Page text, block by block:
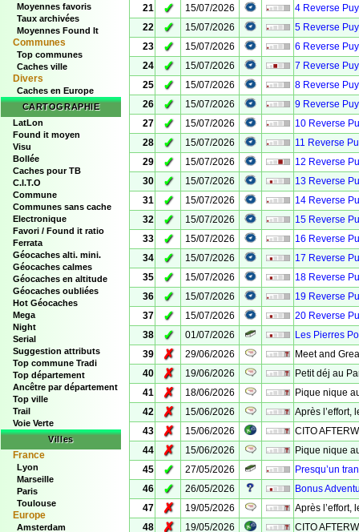
Moyennes favoris
Taux archivées
Moyennes Found It
Communes
Top communes
Caches ville
Divers
Caches en Europe
CARTOGRAPHIE
LatLon
Found it moyen
Visu
Bollée
Caches pour TB
C.I.T.O
Commune
Communes sans cache
Electronique
Favori / Found it ratio
Ferrata
Géocaches alti. mini.
Géocaches calmes
Géocaches en altitude
Géocaches oubliées
Hot Géocaches
Mega
Night
Serial
Suggestion attributs
Top commune Tradi
Top département
Ancêtre par département
Top ville
Trail
Voie Verte
Villes
France
Lyon
Marseille
Paris
Toulouse
Europe
Amsterdam
21
✓ 15/07/2026
4 Reverse
22
✓ 15/07/2026
5 Reverse
23
✓ 15/07/2026
6 Reverse
24
✓ 15/07/2026
7 Reverse
25
✓ 15/07/2026
8 Reverse
26
✓ 15/07/2026
9 Reverse
27
✓ 15/07/2026
10 Reverse
28
✓ 15/07/2026
11 Reverse
29
✓ 15/07/2026
12 Reverse
30
✓ 15/07/2026
13 Reverse
31
✓ 15/07/2026
14 Reverse
32
✓ 15/07/2026
15 Reverse
33
✓ 15/07/2026
16 Reverse
34
✓ 15/07/2026
17 Reverse
35
✓ 15/07/2026
18 Reverse
36
✓ 15/07/2026
19 Reverse
37
✓ 15/07/2026
20 Reverse
38
✓ 01/07/2026
Les Pierres
39
✗ 29/06/2026
Meet and
40
✗ 19/06/2026
Petit déj au
41
✗ 18/06/2026
Pique nique
42
✗ 15/06/2026
Après l’effort,
43
✗ 15/06/2026
CITO
44
✗ 15/06/2026
Pique nique
45
✓ 27/05/2026
Presqu’un
46
✓ 26/05/2026
Bonus
47
✗ 19/05/2026
Après l’effort,
48
✗ 19/05/2026
CITO